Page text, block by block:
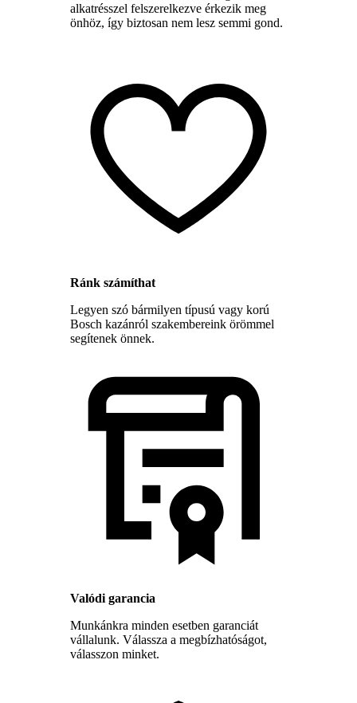
alkatrésszel felszerelkezve érkezik meg
önhöz, így biztosan nem lesz semmi gond.
Ránk számíthat
Legyen szó bármilyen típusú vagy korú
Bosch kazánról szakembereink örömmel
segítenek önnek.
Valódi garancia
Munkánkra minden esetben garanciát
vállalunk. Válassza a megbízhatóságot,
válasszon minket.